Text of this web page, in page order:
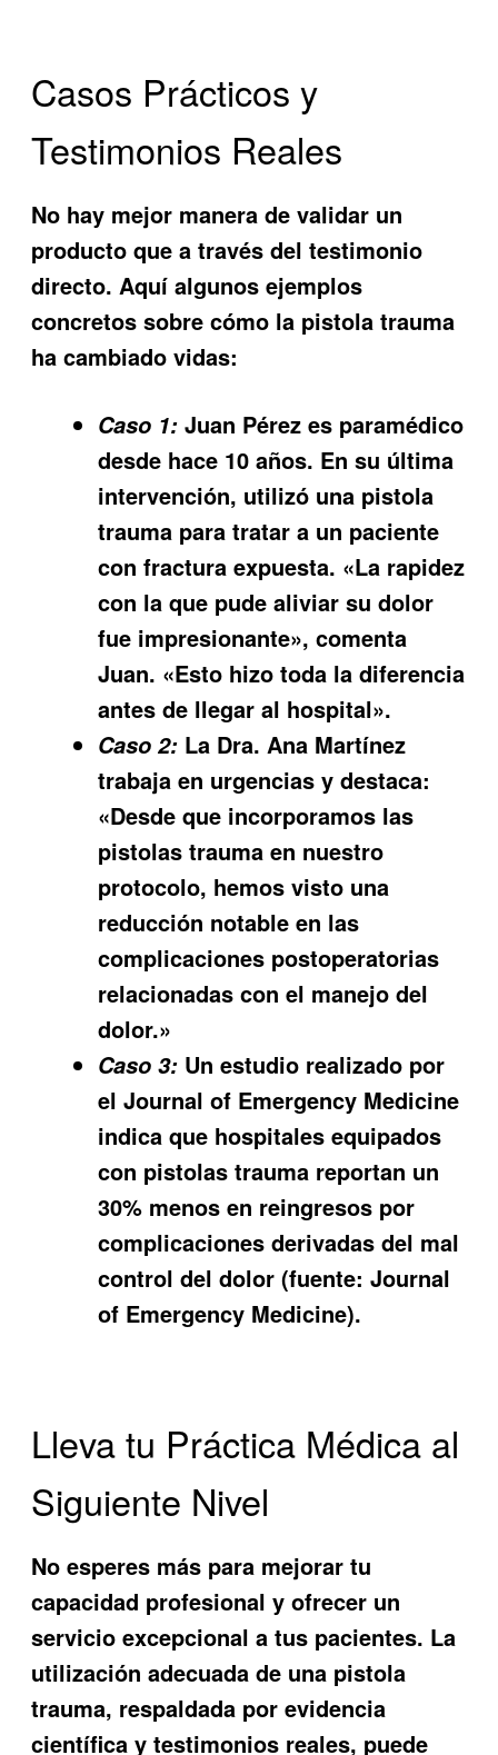
Casos Prácticos y
Testimonios Reales
No hay mejor manera de validar un
producto que a través del testimonio
directo. Aquí algunos ejemplos
concretos sobre cómo la pistola trauma
ha cambiado vidas:
Caso 1: Juan Pérez es paramédico
desde hace 10 años. En su última
intervención, utilizó una pistola
trauma para tratar a un paciente
con fractura expuesta. «La rapidez
con la que pude aliviar su dolor
fue impresionante», comenta
Juan. «Esto hizo toda la diferencia
antes de llegar al hospital».
Caso 2: La Dra. Ana Martínez
trabaja en urgencias y destaca:
«Desde que incorporamos las
pistolas trauma en nuestro
protocolo, hemos visto una
reducción notable en las
complicaciones postoperatorias
relacionadas con el manejo del
dolor.»
Caso 3: Un estudio realizado por
el Journal of Emergency Medicine
indica que hospitales equipados
con pistolas trauma reportan un
30% menos en reingresos por
complicaciones derivadas del mal
control del dolor (fuente: Journal
of Emergency Medicine).
Lleva tu Práctica Médica al
Siguiente Nivel
No esperes más para mejorar tu
capacidad profesional y ofrecer un
servicio excepcional a tus pacientes. La
utilización adecuada de una pistola
trauma, respaldada por evidencia
científica y testimonios reales, puede